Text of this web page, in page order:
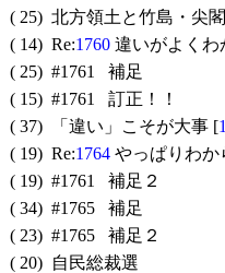
( 25) 北方領土と竹島・尖
( 14) Re:1760 違いがよくわ
( 25) #1761 補足
( 15) #1761 訂正！！
( 37) 「違い」こそが大事 [
( 19) Re:1764 やっぱりわか
( 19) #1761 補足２
( 34) #1765 補足
( 23) #1765 補足２
( 20) 自民総裁選